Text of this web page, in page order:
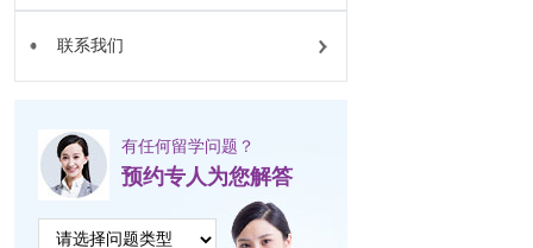
联系我们
有任何留学问题？
预约专人为您解答